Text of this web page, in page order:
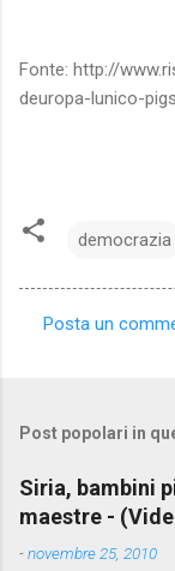
Fonte: http://
deuropa-lunico-
democrazia
e
n
t
Posta un
Post popolari in
Siria, bambini
maestre -
-novembre 25, 2010